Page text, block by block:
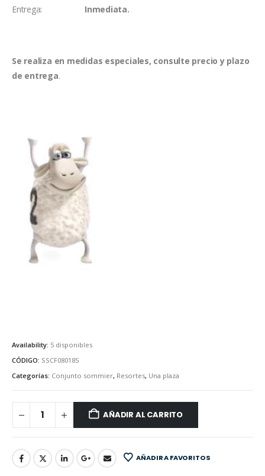
Entrega: Inmediata.
Se realiza en medidas especiales, consulte precio y plazo
de entrega.
Availability: 5 disponibles
CÓDIGO: SSCF080185
Categorías: Conjunto sommier, Resortes, Una plaza
AÑADIR AL CARRITO
AÑADIR A FAVORITOS